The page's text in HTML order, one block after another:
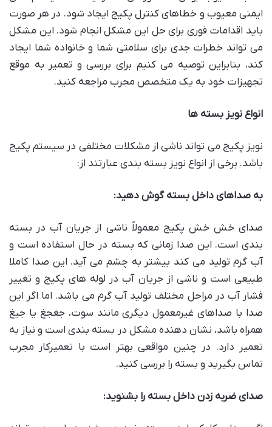
ایمنی معیوب و خطاهای کنترل پکیج ایجاد شود. در هر صورت
باید اقدامات فوری برای حل این مشکل انجام شود. این مشکل
می تواند خطرات جدی برای سلامتی شما و خانواده شما ایجاد
کند، بنابراین توصیه می کنیم برای بررسی و تعمیر به موقع
تجهیزات خود به یک متخصص مجرب مراجعه کنید.
انواع نویز بسته ها
نویز پکیج می تواند ناشی از مشکلات مختلفی در سیستم پکیج
باشد. برخی از انواع نویز بسته بندی عبارتند از:
به صداهای داخل بسته گوش دهید:
صدای خش خش پکیج معمولاً ناشی از جریان آب در بسته
بندی است. این صدا زمانی که بسته در حال استفاده است و
آب گرم تولید می کند بیشتر به چشم می آید. این صدا کاملا
طبیعی است و ناشی از جریان آب در لوله های پکیج و تغییر
فشار آب در مراحل مختلف تولید آب گرم می باشد. اما اگر این
صدا با صداهای غیرمعمول دیگری مانند سوت، جغجغ یا جیغ
همراه باشد، نشان دهنده مشکل در بسته بندی است و نیاز به
تعمیر دارد. در چنین مواقعی بهتر است با تعمیرکار مجرب
تماس بگیرید و بسته را بررسی کنید.
صدای ضربه زدن داخل بسته را بشنوید: